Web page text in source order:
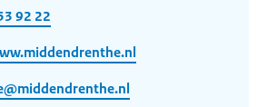
92 22